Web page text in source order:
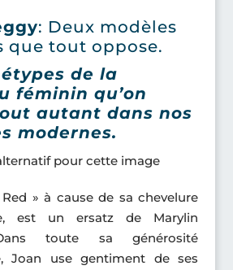
: Deux modèles
que tout oppose.
de la
féminin qu’on
autant dans nos
modernes.
» à cause de sa chevelure
est un ersatz de Marylin
toute sa générosité
Joan use gentiment de ses